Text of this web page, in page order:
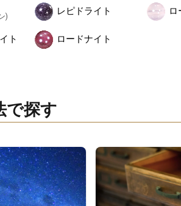
) レピドライト ロ
ト ロードナイト
で探す